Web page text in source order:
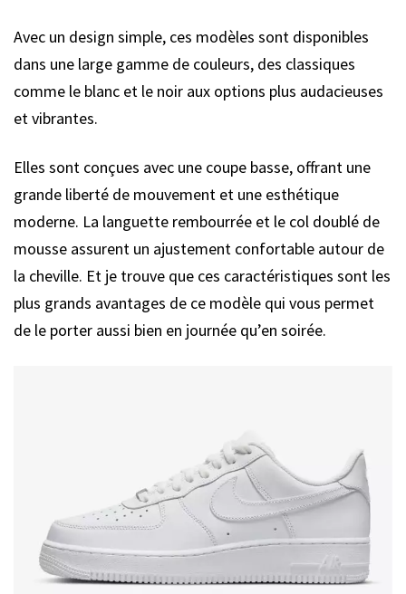
Avec un design simple, ces modèles sont disponibles
dans une large gamme de couleurs, des classiques
comme le blanc et le noir aux options plus audacieuses
et vibrantes.
Elles sont conçues avec une coupe basse, offrant une
grande liberté de mouvement et une esthétique
moderne. La languette rembourrée et le col doublé de
mousse assurent un ajustement confortable autour de
la cheville. Et je trouve que ces caractéristiques sont les
plus grands avantages de ce modèle qui vous permet
de le porter aussi bien en journée qu’en soirée.